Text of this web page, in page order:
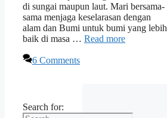
di sungai maupun laut. Mari bersama-
sama menjaga keselarasan dengan
alam dan Bumi untuk bumi yang lebih
baik di masa … Read more
6 Comments
Search for: